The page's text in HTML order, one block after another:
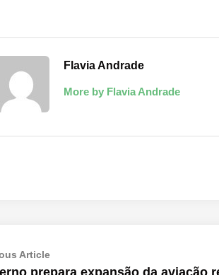
Flavia Andrade
More by Flavia Andrade
ArticlePrevious
article: